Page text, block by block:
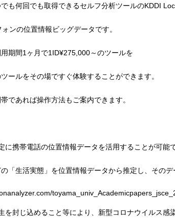
も何回でも取得できるセルフ分析ツールのKDDI
ンの位置情報ビッグデータです。
期間1ヶ月で1ID¥275,000～のツールを
ールをその場ですぐ体験することができます。
であれば操作方法もご案内できます。
に携帯電話の位置情報データを活用することが可能
「生活実態」を位置情報データから推定し、そのデ
を封じ込めること等により、新型コロナウイルス感